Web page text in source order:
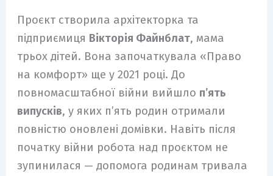
Проєкт створила архітекторка та
підприємиця Вікторія Файнблат, мама
трьох дітей. Вона започаткувала «Право
на комфорт» ще у 2021 році. До
повномасштабної війни вийшло п’ять
випусків, у яких п’ять родин отримали
повністю оновлені домівки. Навіть після
початку війни робота над проєктом не
зупинилася — допомога родинам тривала